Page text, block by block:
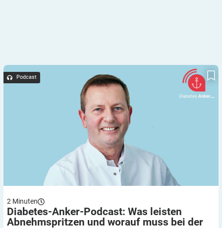
Diabetes-Anker-Podcast: Was leisten Abnehmspritzen und
worauf muss bei der Therapie geachtet werden, Herr Prof. Forst?
Podcast
2 Minuten
Diabetes-Anker-Podcast: Was leisten
Abnehmspritzen und worauf muss bei der